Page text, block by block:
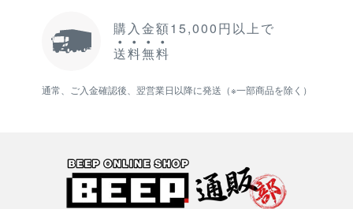
購入金額15,000円以上で
送料無料
通常、ご入金確認後、翌営業日以降に発送（※一部商品を除く）